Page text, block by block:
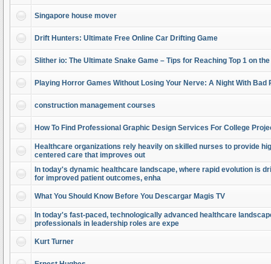
Singapore house mover
Drift Hunters: Ultimate Free Online Car Drifting Game
Slither io: The Ultimate Snake Game – Tips for Reaching Top 1 on
Playing Horror Games Without Losing Your Nerve: A Night With Bad
construction management courses
How To Find Professional Graphic Design Services For College
Healthcare organizations rely heavily on skilled nurses to provide
centered care that improves out
In today's dynamic healthcare landscape, where rapid evolution is
for improved patient outcomes, enha
What You Should Know Before You Descargar Magis TV
In today's fast-paced, technologically advanced healthcare
professionals in leadership roles are expe
Kurt Turner